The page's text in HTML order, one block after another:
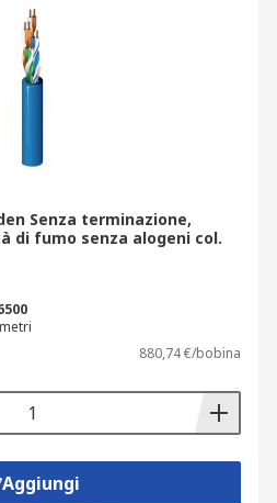
Senza terminazione,
di fumo senza alogeni col.
880,74 €/bobina
Aggiungi